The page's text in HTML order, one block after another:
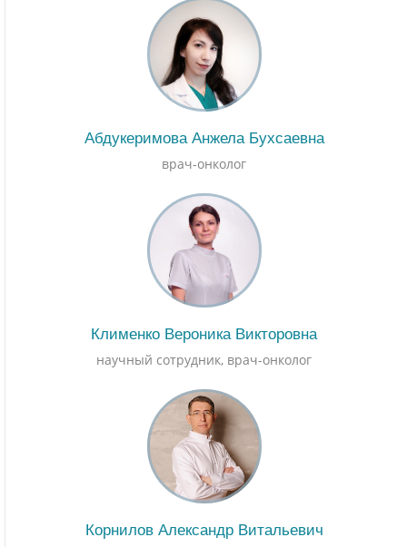
Абдукеримова Анжела Бухсаевна
врач-онколог
Клименко Вероника Викторовна
научный сотрудник, врач-онколог
Корнилов Александр Витальевич